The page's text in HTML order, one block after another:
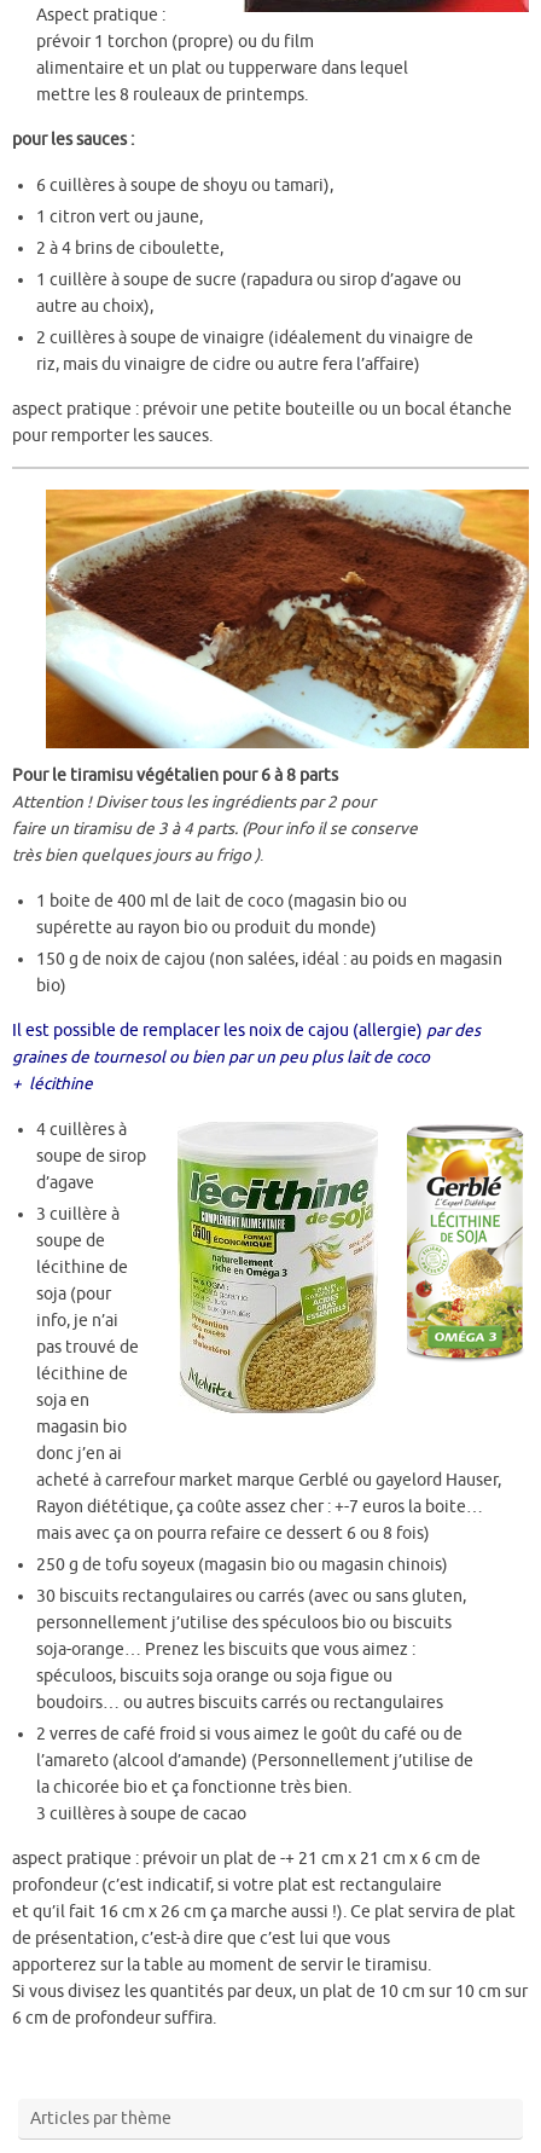
Aspect pratique :
prévoir 1 torchon (propre) ou du film
alimentaire et un plat ou tupperware dans lequel
mettre les 8 rouleaux de printemps.
pour les sauces :
6 cuillères à soupe de shoyu ou tamari),
1 citron vert ou jaune,
2 à 4 brins de ciboulette,
1 cuillère à soupe de sucre (rapadura ou sirop d’agave ou
autre au choix),
2 cuillères à soupe de vinaigre (idéalement du vinaigre de
riz, mais du vinaigre de cidre ou autre fera l’affaire)
aspect pratique : prévoir une petite bouteille ou un bocal étanche
pour remporter les sauces.
Pour le tiramisu végétalien pour 6 à 8 parts
Attention ! Diviser tous les ingrédients par 2 pour
faire un tiramisu de 3 à 4 parts. (Pour info il se conserve
très bien quelques jours au frigo ).
1 boite de 400 ml de lait de coco (magasin bio ou
supérette au rayon bio ou produit du monde)
150 g de noix de cajou (non salées, idéal : au poids en magasin
bio)
Il est possible de remplacer les noix de cajou (allergie) par des
graines de tournesol ou bien par un peu plus lait de coco
+ lécithine
4 cuillères à
soupe de sirop
d’agave
3 cuillère à
soupe de
lécithine de
soja (pour
info, je n’ai
pas trouvé de
lécithine de
soja en
magasin bio
donc j’en ai
acheté à carrefour market marque Gerblé ou gayelord Hauser,
Rayon diététique, ça coûte assez cher : +-7 euros la boite…
mais avec ça on pourra refaire ce dessert 6 ou 8 fois)
250 g de tofu soyeux (magasin bio ou magasin chinois)
30 biscuits rectangulaires ou carrés (avec ou sans gluten,
personnellement j’utilise des spéculoos bio ou biscuits
soja-orange… Prenez les biscuits que vous aimez :
spéculoos, biscuits soja orange ou soja figue ou
boudoirs… ou autres biscuits carrés ou rectangulaires
2 verres de café froid si vous aimez le goût du café ou de
l’amareto (alcool d’amande) (Personnellement j’utilise de
la chicorée bio et ça fonctionne très bien.
3 cuillères à soupe de cacao
aspect pratique : prévoir un plat de -+ 21 cm x 21 cm x 6 cm de
profondeur (c’est indicatif, si votre plat est rectangulaire
et qu’il fait 16 cm x 26 cm ça marche aussi !). Ce plat servira de plat
de présentation, c’est-à dire que c’est lui que vous
apporterez sur la table au moment de servir le tiramisu.
Si vous divisez les quantités par deux, un plat de 10 cm sur 10 cm sur
6 cm de profondeur suffira.
Articles par thème